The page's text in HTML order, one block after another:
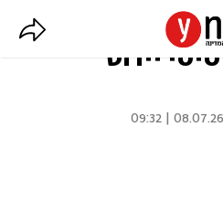
חשמל נותקו
יירוט
08.07.26 | 09:32